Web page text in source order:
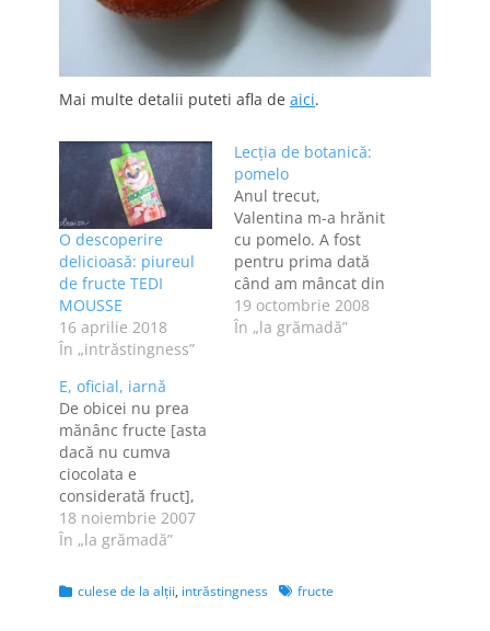
Mai multe detalii puteti afla de aici.
O descoperire
delicioasă: piureul
de fructe TEDI
MOUSSE
16 aprilie 2018
În „intrăstingness”
Lecţia de botanică:
pomelo
Anul trecut,
Valentina m-a hrănit
cu pomelo. A fost
pentru prima dată
când am mâncat din
ciudatul fruct şi mi-a
plăcut mult. Peste
19 octombrie 2008
În „la grămadă”
E, oficial, iarnă
De obicei nu prea
mănânc fructe [asta
dacă nu cumva
ciocolata e
considerată fruct],
dar acum mi s-a
făcut poftă de o
portocale în frigider.
Acum savurez o
18 noiembrie 2007
În „la grămadă”
Categories
culese de la alţii, intrăstingness Tagsfructe